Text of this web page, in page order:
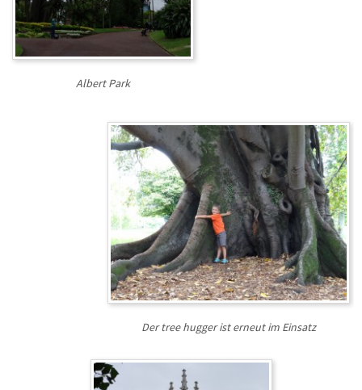
Albert Park
Der tree hugger ist erneut im Einsatz